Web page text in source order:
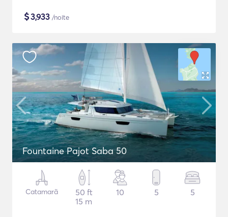
$3,933 /noite
Fountaine Pajot Saba 50
Catamarã
50 ft
15 m
10 5 5